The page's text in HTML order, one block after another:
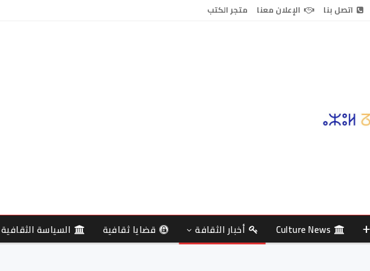
اتصل بنا الإعلان معنا متجر الكتب
Culture News أخبار الثقافة قضايا ثقافية السياسة الثقافية